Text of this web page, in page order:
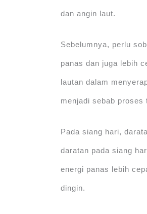
dan angin laut.
Sebelumnya, perlu
panas dan juga lebih
lautan dalam
menjadi sebab proses
Pada siang hari,
daratan pada siang
energi panas lebih
dingin.